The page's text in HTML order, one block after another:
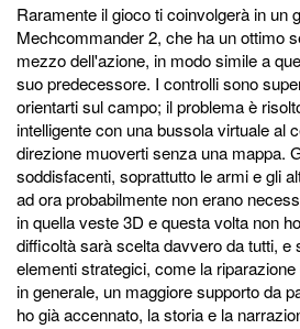
Raramente il gioco ti coinvolgerà in un
Mechcommander 2, che ha un ottimo
mezzo dell'azione, in modo simile a
suo predecessore. I controlli sono
orientarti sul campo; il problema è
intelligente con una bussola virtuale al
direzione muoverti senza una mappa.
soddisfacenti, soprattutto le armi e gli
ad ora probabilmente non erano
in quella veste 3D e questa volta non
difficoltà sarà scelta davvero da tutti, e
elementi strategici, come la
in generale, un maggiore supporto da
ho già accennato, la storia e la